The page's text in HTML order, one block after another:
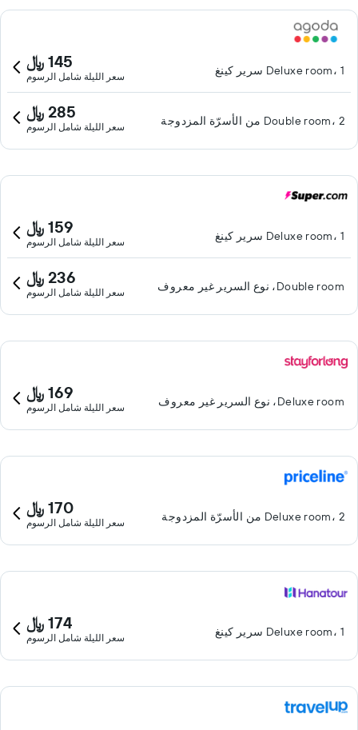
Deluxe room، 1 سرير كينغ 145 ﷼
سعر الليلة شامل الرسوم
Double room، 2 من الأسرّة المزدوجة 285 ﷼
سعر الليلة شامل الرسوم
Deluxe room، 1 سرير كينغ 159 ﷼
سعر الليلة شامل الرسوم
Double room، نوع السرير غير معروف 236 ﷼
سعر الليلة شامل الرسوم
Deluxe room، نوع السرير غير معروف 169 ﷼
سعر الليلة شامل الرسوم
Deluxe room، 2 من الأسرّة المزدوجة 170 ﷼
سعر الليلة شامل الرسوم
Deluxe room، 1 سرير كينغ 174 ﷼
سعر الليلة شامل الرسوم